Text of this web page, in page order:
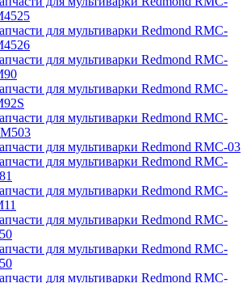
для мультиварки Redmond RMC-
для мультиварки Redmond RMC-
для мультиварки Redmond RMC-
для мультиварки Redmond RMC-
для мультиварки Redmond RMC-03
для мультиварки Redmond RMC-
для мультиварки Redmond RMC-
для мультиварки Redmond RMC-
для мультиварки Redmond RMC-
для мультиварки Redmond RMC-